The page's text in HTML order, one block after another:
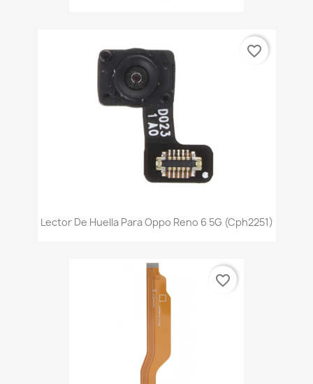
Lector De Huella Para Oppo Reno 6 5G (Cph2251)
favorite_border
favorite_border